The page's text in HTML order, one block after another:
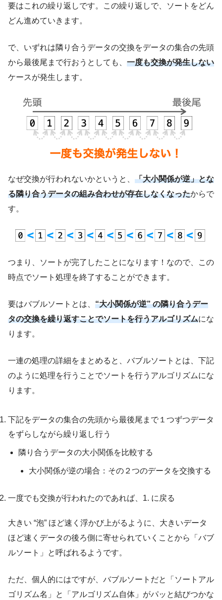
要はこれの繰り返しです。この繰り返しで、ソートをどん
どん進めていきます。
で、いずれは隣り合うデータの交換をデータの集合の先頭
から最後尾まで行おうとしても、 一度も交換が発生しない
ケースが発生します。
なぜ交換が行われないかというと、 「大小関係が逆」とな
る隣り合うデータの組み合わせが存在しなくなったからで
す。
つまり、ソートが完了したことになります！なので、この
時点でソート処理を終了することができます。
要はバブルソートとは、 “大小関係が逆” の隣り合うデー
タの交換を繰り返すことでソートを行うアルゴリズムにな
ります。
一連の処理の詳細をまとめると、バブルソートとは、下記
のように処理を行うことでソートを行うアルゴリズムにな
ります。
下記をデータの集合の先頭から最後尾まで１つずつデータ
をずらしながら繰り返し行う
隣り合うデータの大小関係を比較する
大小関係が逆の場合：その２つのデータを交換する
一度でも交換が行われたのであれば、1. に戻る
大きい “泡” ほど速く浮かび上がるように、大きいデータ
ほど速くデータの後ろ側に寄せられていくことから「バブ
ルソート」と呼ばれるようです。
ただ、個人的にはですが、バブルソートだと「ソートアル
ゴリズム名」と「アルゴリズム自体」がパッと結びつかな